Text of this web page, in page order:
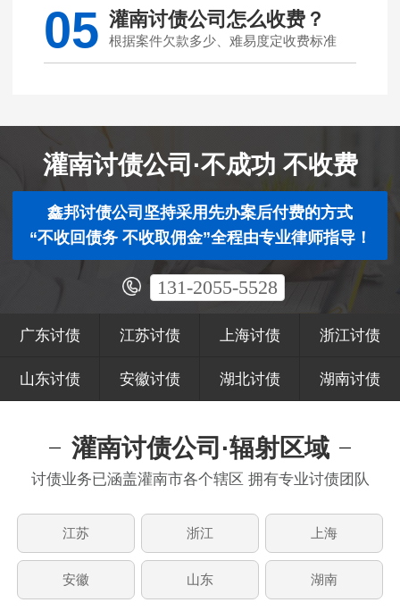
05 灌南讨债公司怎么收费？
根据案件欠款多少、难易度定收费标准
灌南讨债公司·不成功 不收费
鑫邦讨债公司坚持采用先办案后付费的方式
“不收回债务 不收取佣金”全程由专业律师指导！
131-2055-5528
广东讨债 江苏讨债 上海讨债 浙江讨债
山东讨债 安徽讨债 湖北讨债 湖南讨债
灌南讨债公司·辐射区域
讨债业务已涵盖灌南市各个辖区 拥有专业讨债团队
江苏 浙江 上海
安徽 山东 湖南